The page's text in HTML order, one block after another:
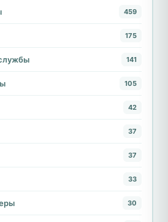
459
175
141
105
42
37
37
33
30